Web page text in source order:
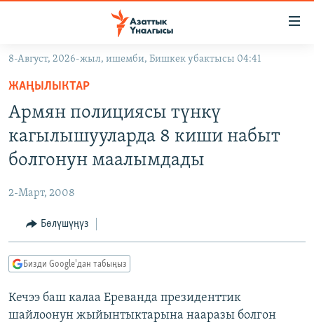
Навигацияга
өтүңүз
Издөөгө
салыңызКЫРГЫЗСТАН
МАДАНИЯТ
ДҮЙНӨ
УКРАИНА
ТВ ПРОГРАММАЛАР
БҮГҮН АЗАТТЫКТА
ДАНИСТЕ
ПОДКАСТ
Русский
8-Август, 2026-жыл, ишемби, Бишкек убактысы 04:41
ЖАҢЫЛЫКТАР
Армян полициясы түнкү
кагылышууларда 8 киши набыт
болгонун маалымдады
2-Март, 2008
Бөлүшүңүз
Бизди Google'дан табыңыз
Кечээ баш калаа Ереванда президенттик
шайлоонун жыйынтыктарына нааразы болгон